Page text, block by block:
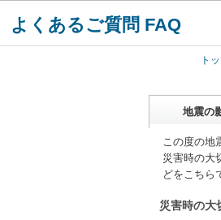
よくあるご質問 FAQ
ト
地震の
この度の地
災害時の大
どをこちら
災害時の大